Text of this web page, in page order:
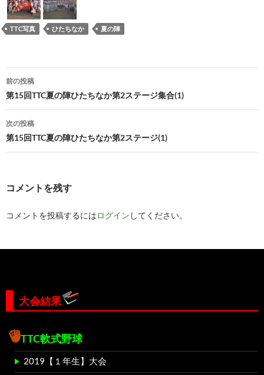
TTC写真 ひたちなか 夏の陣
投
稿
ナ
ビ
ゲ
ョ
前の投稿
第15回TTC夏の陣ひたちなか第2ステージ集合(1)
次の投稿
第15回TTC夏の陣ひたちなか第2ステージ(1)
コメントを残す
コメントを投稿するにはログイン してください。
大会結果
TTC軟式野球
2019【１年生】大会